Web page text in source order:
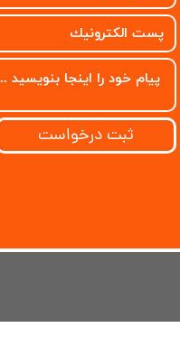
ثبت درخواست